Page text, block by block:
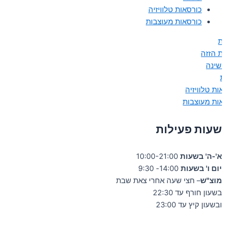
כורסאות טלוויזיה
כורסאות מעוצבות
הזזה
שינה
טלוויזיה
מעוצבות
שעות פעילות
א'-ה' בשעות
יום ו' בשעות
מוצ"ש– חצי שעה אחרי צאת שבת
בשעון חורף עד 22:30
ובשעון קיץ עד 23:00